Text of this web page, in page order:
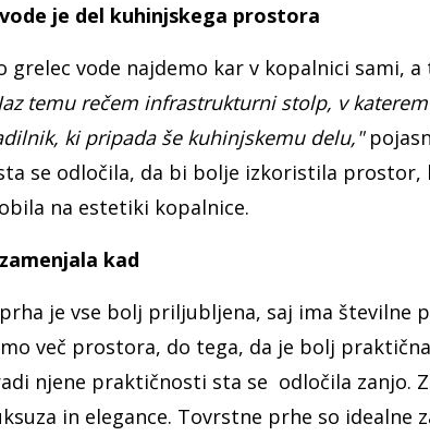
je del kuhinjskega prostora
grelec vode najdemo kar v kopalnici sami,
temu rečem infrastrukturni stolp, v
ki pripada še kuhinjskemu delu,"
se odločila, da bi bolje izkoristila
na estetiki kopalnice.
kad
je vse bolj priljubljena, saj ima številne
več prostora, do tega, da je bolj
njene praktičnosti sta se odločila zanjo.
in elegance. Tovrstne prhe so idealne